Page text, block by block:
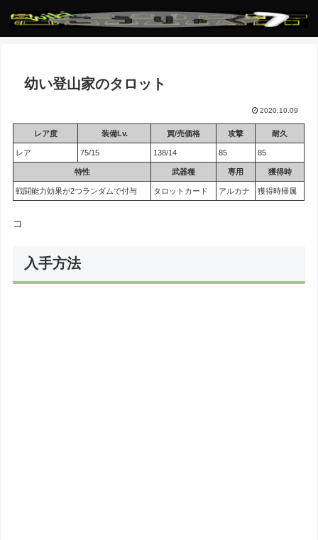
幼い登山家のタロット
2020.10.09
レア度 装備Lv. 買/売価格 攻撃 耐久
レア 75/15 138/14 85 85
特性 武器種 専用 獲得時
戦闘能力効果が2つランダムで付与 タロットカード アルカナ 獲得時帰属
コ
入手方法